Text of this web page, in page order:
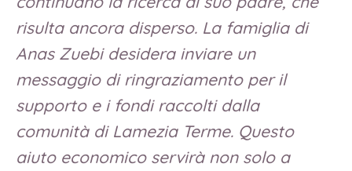
risulta ancora disperso. La famiglia di
Anas Zuebi desidera inviare un
messaggio di ringraziamento per il
supporto e i fondi raccolti dalla
comunità di Lamezia Terme. Questo
aiuto economico servirà non solo a